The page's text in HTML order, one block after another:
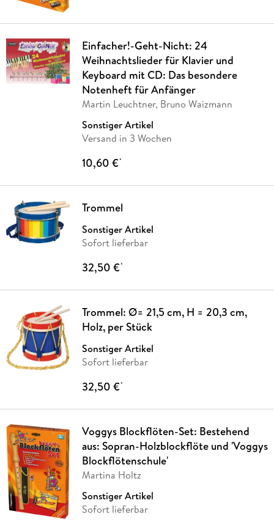
Einfacher!-Geht-Nicht: 24
Weihnachtslieder für Klavier und
Keyboard mit CD: Das besondere
Notenheft für Anfänger
Martin Leuchtner, Bruno Waizmann
Sonstiger Artikel
Versand in 3 Wochen
10,60 €*
Trommel
Sonstiger Artikel
Sofort lieferbar
32,50 €*
Trommel: Ø= 21,5 cm, H = 20,3 cm,
Holz, per Stück
Sonstiger Artikel
Sofort lieferbar
32,50 €*
Voggys Blockflöten-Set: Bestehend
aus: Sopran-Holzblockflöte und 'Voggys
Blockflötenschule'
Martina Holtz
Sonstiger Artikel
Sofort lieferbar